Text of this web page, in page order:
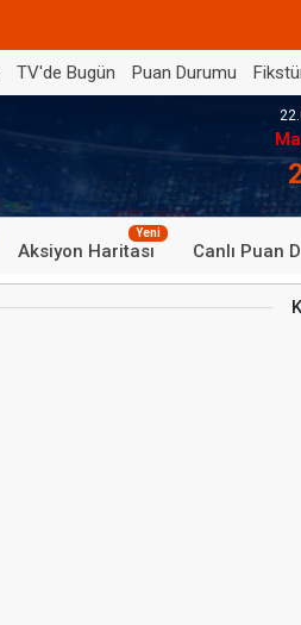
TV'de Bugün Puan Durumu
Aksiyon Haritası
Yeni
Canlı Puan